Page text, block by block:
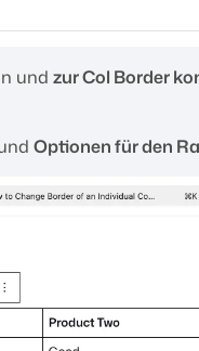
undzur Col Border
Optionen für den